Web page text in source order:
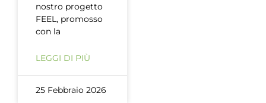
nostro progetto
FEEL, promosso
con la
LEGGI DI PIÙ
25 Febbraio 2026